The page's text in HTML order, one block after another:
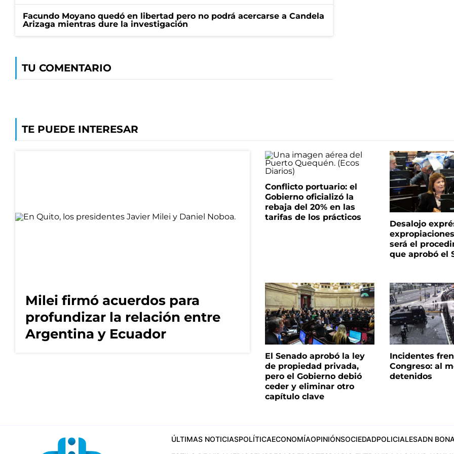
Facundo Moyano quedó en libertad pero no podrá acercarse a Candela
Arizaga mientras dure la investigación
TU COMENTARIO
TE PUEDE INTERESAR
Milei firmó acuerdos para
profundizar la relación entre
Argentina y Ecuador
Conflicto portuario: el
Gobierno oficializó la
rebaja del 20% en las
tarifas de los prácticos
Desalojo
será el
que aprobó el
El Senado aprobó la ley
de propiedad privada,
pero el Gobierno debió
ceder y eliminar otro
capítulo clave
Incidentes
Congreso: al
detenidos
ÚLTIMAS NOTICIASPOLÍTICAECONOMÍAOPINIÓNSOCIEDADPOLICIALESADN